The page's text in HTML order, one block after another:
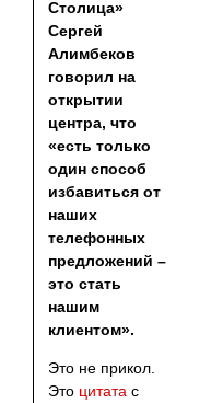
Столица»
Сергей
Алимбеков
говорил на
открытии
центра, что
«есть только
один способ
избавиться от
наших
телефонных
предложений –
это стать
нашим
клиентом».
Это не прикол.
Это цитата с